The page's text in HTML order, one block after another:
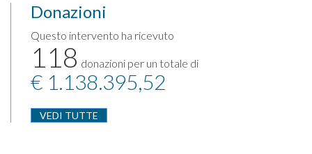
Donazioni
Questo intervento ha ricevuto
118 donazioni per un totale di
€ 1.138.395,52
VEDI TUTTE